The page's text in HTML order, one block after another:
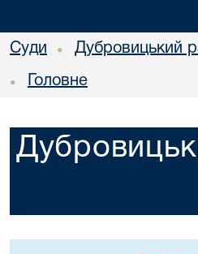
Суди • Дубровицький
• Головне